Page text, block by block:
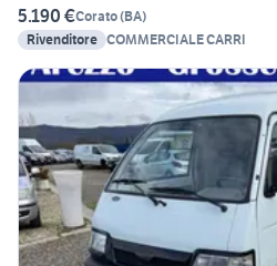
5.190 €Corato(BA)
Rivenditore COMMERCIALE CARRI